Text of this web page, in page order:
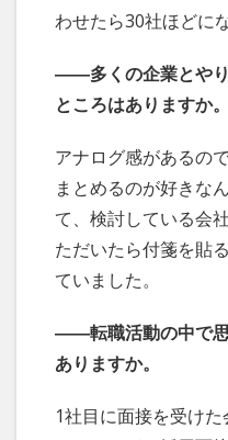
わせたら30社ほどに
――多くの企業とや
ところはありますか。
アナログ感があるの
まとめるのが好きな
て、検討している会
ただいたら付箋を貼
ていました。
――転職活動の中で
ありますか。
1社目に面接を受け